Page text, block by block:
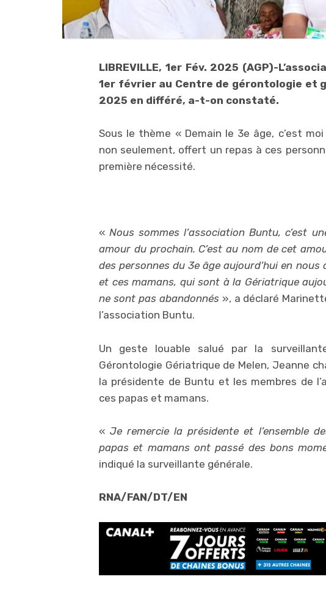
LIBREVILLE, 1er Fév. 2025 (AGP)-
1er février au Centre de gérontologie et
2025 en différé, a-t-on constaté.
Sous le thème « Demain le 3e âge, c’est
non seulement, offert un repas à ces
première nécessité.
«Nous sommes l’association Buntu, c’est
amour du prochain. C’est au nom de cet
des personnes du 3e âge aujourd’hui en
et ces mamans, qui sont à la Gériatrique
ne sont pas abandonnés», a déclaré
l’association Buntu.
Un geste louable salué par la
Gérontologie Gériatrique de Melen, Jeanne
la présidente de Buntu et les membres de
ces papas et mamans.
«Je remercie la présidente et l’ensemble
papas et mamans ont passé des bons
indiqué la surveillante générale.
RNA/FAN/DT/EN